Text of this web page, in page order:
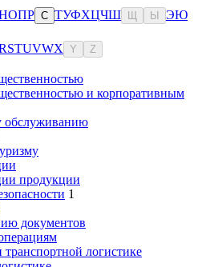
ОПР С ТУФХЦЧШ Ы ЭЮ
STUVWX Y Z
и корпоративным
обслуживанию
продукции
1
документов
транспортной логистике